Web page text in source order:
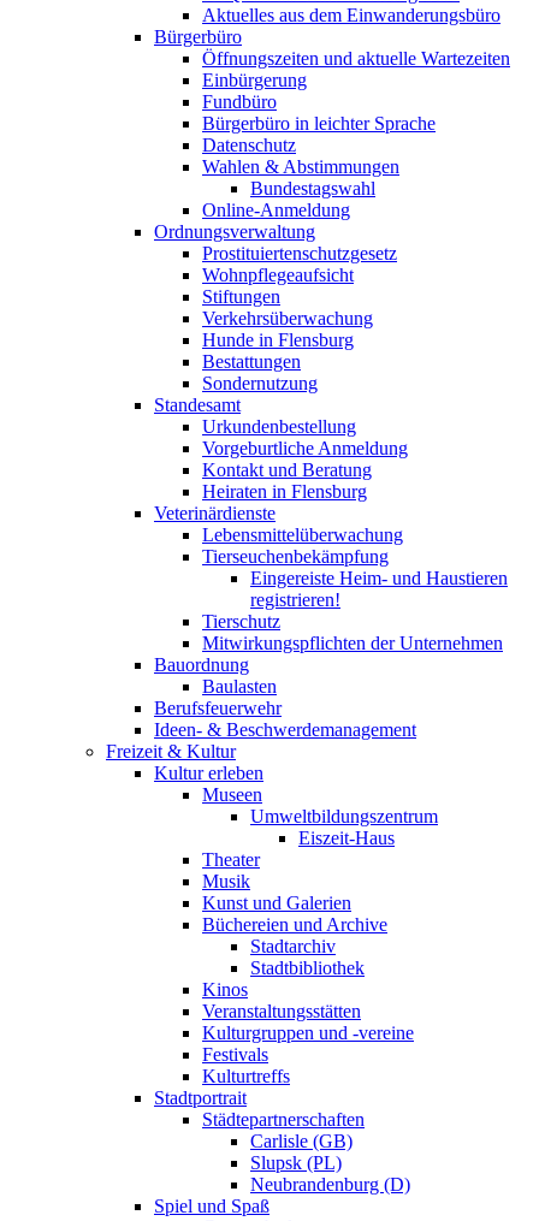
Aktuelles aus dem Einwanderungsbüro
Bürgerbüro
Öffnungszeiten und aktuelle Wartezeiten
Einbürgerung
Fundbüro
Bürgerbüro in leichter Sprache
Datenschutz
Wahlen & Abstimmungen
Bundestagswahl
Online-Anmeldung
Ordnungsverwaltung
Prostituiertenschutzgesetz
Wohnpflegeaufsicht
Stiftungen
Verkehrsüberwachung
Hunde in Flensburg
Bestattungen
Sondernutzung
Standesamt
Urkundenbestellung
Vorgeburtliche Anmeldung
Kontakt und Beratung
Heiraten in Flensburg
Veterinärdienste
Lebensmittelüberwachung
Tierseuchenbekämpfung
Eingereiste Heim- und Haustieren
registrieren!
Tierschutz
Mitwirkungspflichten der Unternehmen
Bauordnung
Baulasten
Berufsfeuerwehr
Ideen- & Beschwerdemanagement
Freizeit & Kultur
Kultur erleben
Museen
Umweltbildungszentrum
Eiszeit-Haus
Theater
Musik
Kunst und Galerien
Büchereien und Archive
Stadtarchiv
Stadtbibliothek
Kinos
Veranstaltungsstätten
Kulturgruppen und -vereine
Festivals
Kulturtreffs
Stadtportrait
Städtepartnerschaften
Carlisle (GB)
Slupsk (PL)
Neubrandenburg (D)
Spiel und Spaß